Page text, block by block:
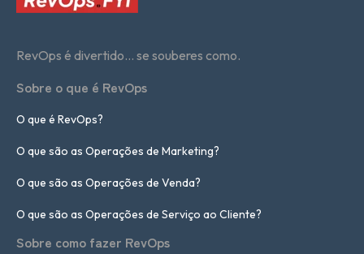
RevOps é divertido... se souberes como.
Sobre o que é RevOps
O que é RevOps?
O que são as Operações de Marketing?
O que são as Operações de Venda?
O que são as Operações de Serviço ao Cliente?
Sobre como fazer RevOps